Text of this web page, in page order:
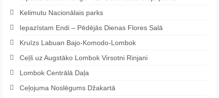
Kelimutu Nacionālais parks
Iepazīstam Endi – Pēdējās Dienas Flores Salā
Kruīzs Labuan Bajo-Komodo-Lombok
Ceļš uz Augstāko Lombok Virsotni Rinjani
Lombok Centrālā Daļa
Ceļojuma Noslēgums Džakartā